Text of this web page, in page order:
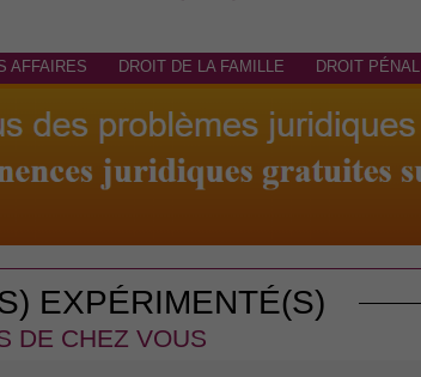
AFFAIRES DROIT DE LA FAMILLE DROIT PÉNAL
EXPÉRIMENTÉ(S)
DE CHEZ VOUS